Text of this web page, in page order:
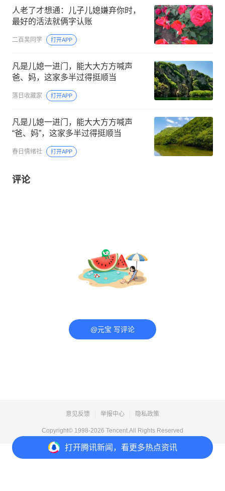
打开腾讯新闻，看更多热点资讯
人老了才想通：儿子儿媳嫌弃你时，
最好的活法就俩字认账
二百吴同学 打开APP
凡是儿媳一进门，能大大方方喊声
爸、妈，这家多半过得挺顺当
落日收藏家 打开APP
凡是儿媳一进门，能大大方方喊声
“爸、妈”，这家多半过得挺顺当
春日情绪社 打开APP
评论
@元宝 写评论
意见反馈 举报中心 隐私政策
Copyright© 1998-2026 Tencent.All Rights Reserved